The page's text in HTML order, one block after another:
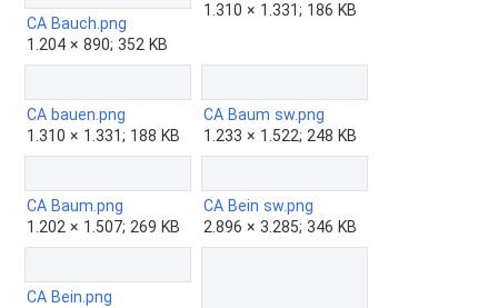
CA Bauch.png
1.204 × 890; 352 KB
1.310 × 1.331; 186 KB
CA bauen.png
1.310 × 1.331; 188 KB
CA Baum sw.png
1.233 × 1.522; 248 KB
CA Baum.png
1.202 × 1.507; 269 KB
CA Bein sw.png
2.896 × 3.285; 346 KB
CA Bein.png